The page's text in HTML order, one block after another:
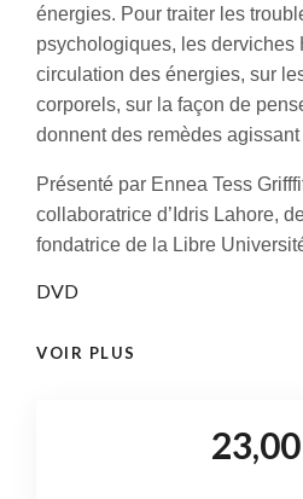
énergies. Pour traiter les
psychologiques, les derviches
circulation des énergies, sur
corporels, sur la façon de
donnent des remèdes
Présenté par Ennea Tess
collaboratrice d’Idris Lahore,
fondatrice de la Libre
DVD
VOIR PLUS